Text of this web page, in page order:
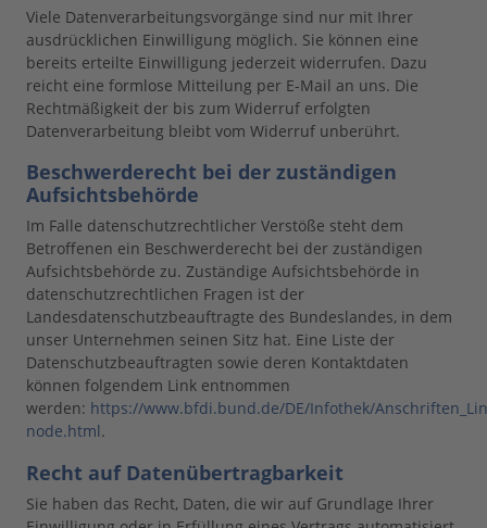
Viele Datenverarbeitungsvorgänge sind nur mit Ihrer
ausdrücklichen Einwilligung möglich. Sie können eine
bereits erteilte Einwilligung jederzeit widerrufen. Dazu
reicht eine formlose Mitteilung per E-Mail an uns. Die
Rechtmäßigkeit der bis zum Widerruf erfolgten
Datenverarbeitung bleibt vom Widerruf unberührt.
Beschwerderecht bei der zuständigen
Aufsichtsbehörde
Im Falle datenschutzrechtlicher Verstöße steht dem
Betroffenen ein Beschwerderecht bei der zuständigen
Aufsichtsbehörde zu. Zuständige Aufsichtsbehörde in
datenschutzrechtlichen Fragen ist der
Landesdatenschutzbeauftragte des Bundeslandes, in dem
unser Unternehmen seinen Sitz hat. Eine Liste der
Datenschutzbeauftragten sowie deren Kontaktdaten
können folgendem Link entnommen
werden: https://www.bfdi.bund.de/DE/Infothek/
node.html.
Recht auf Datenübertragbarkeit
Sie haben das Recht, Daten, die wir auf Grundlage Ihrer